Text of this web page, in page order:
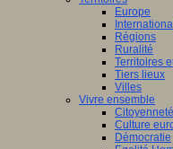
Europe
International
Régions
Ruralité
Territoires
Tiers lieux
Villes
Vivre ensemble
Citoyenneté
Culture
Démocratie